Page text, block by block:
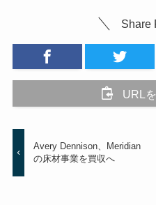
Share
URL
Avery Dennison、Meridian
の床材事業を買収へ